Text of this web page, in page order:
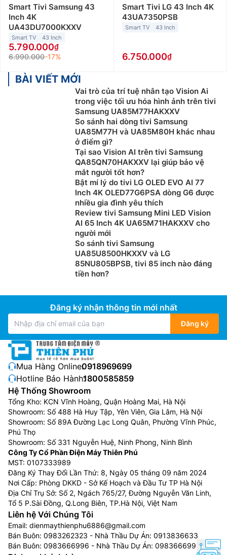
Smart Tivi Samsung 43
Inch 4K
UA43DU7000KXXV
Smart TV 43 Inch
5.790.000
6.990.000-17%
Smart Tivi LG 43 Inch 4K
43UA7350PSB
Smart TV 43 Inch
6.750.000
BÀI VIẾT MỚI
Vai trò của trí tuệ nhân tạo Vision Ai
trong việc tối ưu hóa hình ảnh trên tivi
Samsung UA85M77HAKXXV
So sánh hai dòng tivi Samsung
UA85M77H và UA85M80H khác nhau
ở điểm gì?
Tại sao Vision AI trên tivi Samsung
QA85QN70HAKXXV lại giúp bảo vệ
mắt người tốt hơn?
Bật mí lý do tivi LG OLED EVO AI 77
Inch 4K OLED77G6PSA dòng G6 được
nhiều gia đình yêu thích
Review tivi Samsung Mini LED Vision
AI 65 Inch 4K UA65M71HAKXXV cho
người mới
So sánh tivi Samsung
UA85U8500HKXXV và LG
85NU805BPSB, tivi 85 inch nào đáng
tiền hơn?
Đăng ký nhận thông tin mới nhất
Đăng ký
Mua Hàng Online:0918969699
Hotline Bảo Hành:1800585859
Hệ Thống Showroom
Tổng Kho: KCN Vĩnh Hoàng, Quận Hoàng Mai, Hà Nội
Showroom: Số 488 Hà Huy Tập, Yên Viên, Gia Lâm, Hà Nội
Showroom: Số 89A Đường Lạc Long Quân, Phường Vĩnh Phúc,
Phú Thọ
Showroom: Số 331 Nguyễn Huệ, Ninh Phong, Ninh Bình
Công Ty Cổ Phần Điện Máy Thiên Phú
MST: 0107333989
Đăng Ký Thay Đổi Lần Thứ: 8, Ngày 05 tháng 09 năm 2024
Nơi Cấp: Phòng DKKD - Sở Kế Hoạch và Đầu Tư TP Hà Nội
Địa Chỉ Trụ Sở: Số 2, Ngách 765/27, Đường Nguyễn Văn Linh,
Tổ 5 P.Sài Đồng, Q.Long Biên, TP.Hà Nội, Việt Nam
Liên hệ Với Chúng Tôi
Email: dienmaythienphu6886@gmail.com
Bán Buôn: 0983262323 - Nhà Thầu Dự Án: 0913836633
Bán Buôn: 0983666996 - Nhà Thầu Dự Án: 0983666996